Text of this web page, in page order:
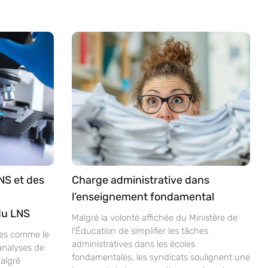
et des
LNS
comme le
de
Charge administrative dans
l’enseignement fondamental
Malgré la volonté affichée du Ministère de
l’Éducation de simplifier les tâches
administratives dans les écoles
fondamentales, les syndicats soulignent une